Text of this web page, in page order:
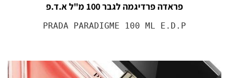
פראדה פרדיגמה לגבר 100 מ"ל א.ד.פ
PRADA PARADIGME 100 ML E.D.P